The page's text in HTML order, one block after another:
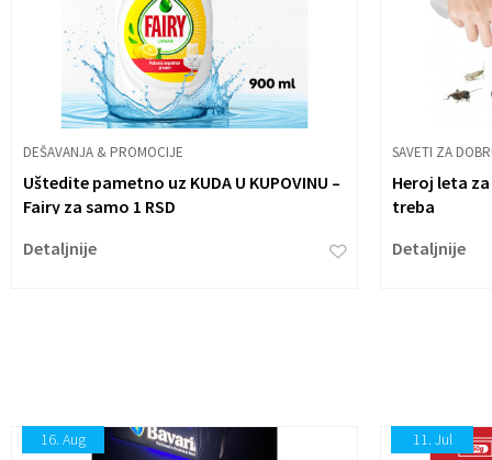
DEŠAVANJA & PROMOCIJE
Uštedite pametno uz KUDA U KUPOVINU –
Fairy za samo 1 RSD
Detaljnije
SAVETI ZA
Heroj leta
treba
Detaljnije
16. Aug 11. Jul